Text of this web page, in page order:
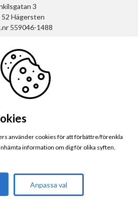
3
52 Hägersten
559046-1488
oss
725 25
använder cookies för att förbättre/förenkla
information om dig för olika syften.
Anpassa val